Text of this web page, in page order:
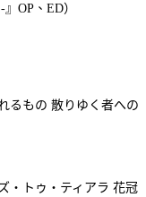
OP、ED）
るもの 散りゆく者への
・トゥ・ティアラ 花冠